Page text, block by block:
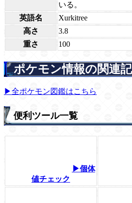
いる。
英語名
Xurkitree
高さ
3.8
重さ
100
ポケモン情報の関連
▶全ポケモン図鑑はこちら
便利ツール一覧
▶個体
値チェック